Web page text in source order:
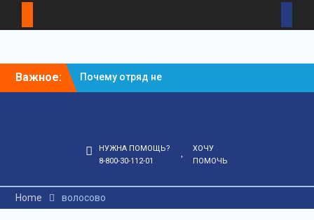
SkipВажное:
Почему отряд не
рассказывает всех
НУЖНА ПОМОЩЬ?
8-800-30-112-01
ХОЧУ
ПОМОЧЬ
Home волосово